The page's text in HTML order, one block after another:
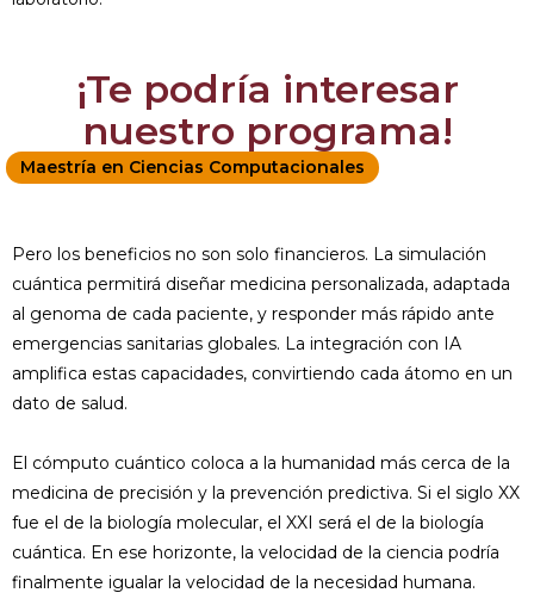
¡Te podría interesar
nuestro programa!
Maestría en Ciencias Computacionales
Pero los beneficios no son solo financieros. La simulación
cuántica permitirá diseñar medicina personalizada, adaptada
al genoma de cada paciente, y responder más rápido ante
emergencias sanitarias globales. La integración con IA
amplifica estas capacidades, convirtiendo cada átomo en un
dato de salud.
El cómputo cuántico coloca a la humanidad más cerca de la
medicina de precisión y la prevención predictiva. Si el siglo XX
fue el de la biología molecular, el XXI será el de la biología
cuántica. En ese horizonte, la velocidad de la ciencia podría
finalmente igualar la velocidad de la necesidad humana.